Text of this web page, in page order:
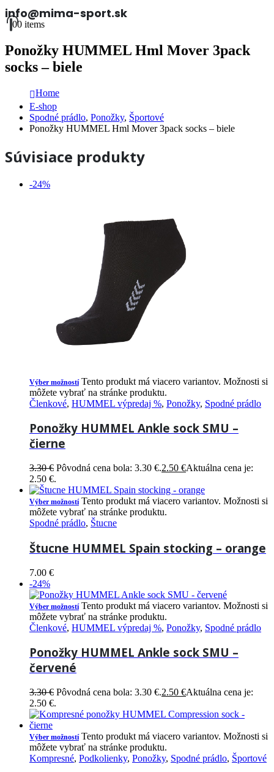
info@mima-sport.sk
00 items
Ponožky HUMMEL Hml Mover 3pack
socks – biele
Home
E-shop
Spodné prádlo, Ponožky, Športové
Ponožky HUMMEL Hml Mover 3pack socks – biele
Súvisiace produkty
-24%
Výber možností Tento produkt má viacero variantov. Možnosti si
môžete vybrať na stránke produktu.
Členkové, HUMMEL výpredaj %, Ponožky, Spodné prádlo
Ponožky HUMMEL Ankle sock SMU –
čierne
3.30€ Pôvodná cena bola: 3.30 €.2.50 €Aktuálna cena je:
2.50 €.
Výber možností Tento produkt má viacero variantov. Možnosti si
môžete vybrať na stránke produktu.
Spodné prádlo, Štucne
Štucne HUMMEL Spain stocking – orange
7.00 €
-24%
Výber možností Tento produkt má viacero variantov. Možnosti si
môžete vybrať na stránke produktu.
Členkové, HUMMEL výpredaj %, Ponožky, Spodné prádlo
Ponožky HUMMEL Ankle sock SMU –
červené
3.30€ Pôvodná cena bola: 3.30 €.2.50 €Aktuálna cena je:
2.50 €.
Výber možností Tento produkt má viacero variantov. Možnosti si
môžete vybrať na stránke produktu.
Kompresné, Podkolienky, Ponožky, Spodné prádlo, Športové